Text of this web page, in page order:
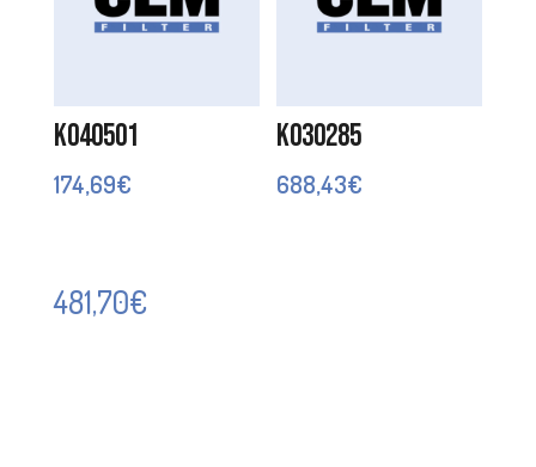
K040501
174,69€
K030285
688,43€
481,70€